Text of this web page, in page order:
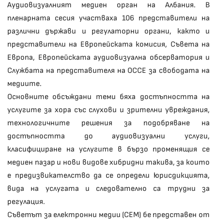
Аудиовизуалният медиен орган на Албания. В
пленарната сесия участваха 106 представители на
различни държави и регулаторни органи, както и
представители на Европейската комисия, Съвета на
Европа, Европейската аудиовизуална обсерватория и
Службата на представителя на ОССЕ за свободата на
медиите.
Основните обсъждани теми бяха достъпността на
услугите за хора със слухови и зрителни увреждания,
технологичните решения за подобряване на
достъпността до аудиовизуални услуги,
класифициране на услугите в бързо променящия се
медиен пазар и нови видове хибридни такива, за които
е предизвикателство да се определи юрисдикцията,
вида на услугата и следователно са трудни за
регулация.
Съветът за електронни медии (СЕМ) бе представен от